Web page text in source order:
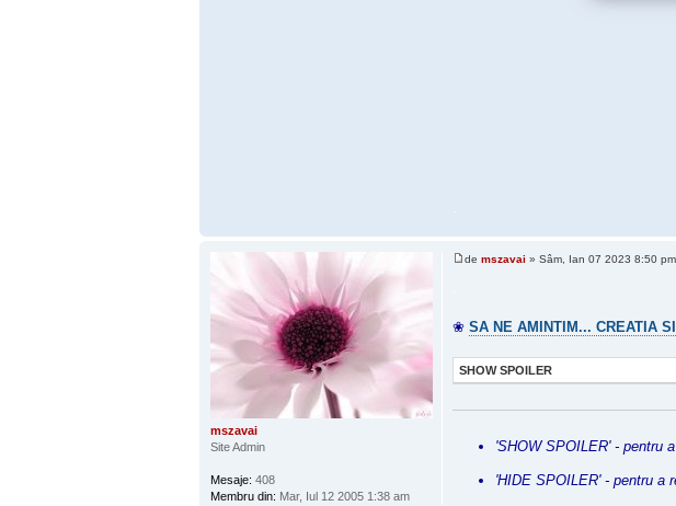
de mszavai » Sâm, Ian 07 2023 8:50 pm
❀ SA NE AMINTIM... CREATIA
SHOW SPOILER
'SHOW SPOILER' - pentru
'HIDE SPOILER' - pentru a
mszavai
Site Admin
Mesaje: 408
Membru din: Mar, Iul 12 2005 1:38 am